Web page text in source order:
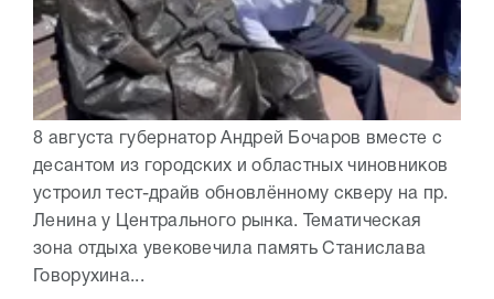
8 августа губернатор Андрей Бочаров вместе с
десантом из городских и областных чиновников
устроил тест-драйв обновлённому скверу на пр.
Ленина у Центрального рынка. Тематическая
зона отдыха увековечила память Станислава
Говорухина...